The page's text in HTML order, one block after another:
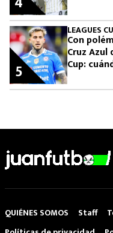
LEAGUES
Con
Cruz
Cup:
5
QUIÉNES SOMOS Staff